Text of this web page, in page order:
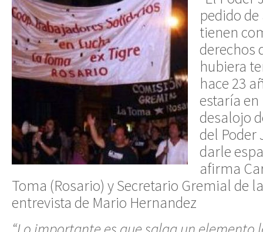
pedido
tienen
derechos
hubiera
hace 23
estaría
desalojo
del Poder
darle
afirma
Toma (Rosario) y Secretario Gremial de
entrevista de Mario Hernandez